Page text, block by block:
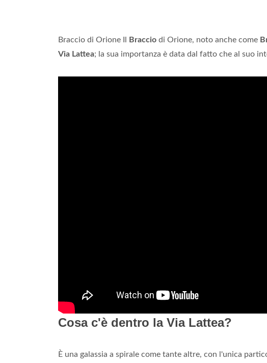
Braccio di Orione Il Braccio di Orione, noto anche come
Via Lattea; la sua importanza è data dal fatto che al suo
Cosa c'è dentro la Via Lattea?
È una galassia a spirale come tante altre, con l'unica